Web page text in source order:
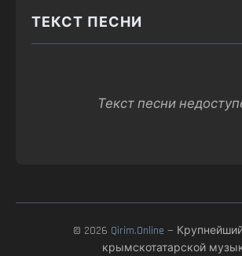
ТЕКСТ ПЕСНИ
Текст песни
© 2026 Qirim.Online —
крымскотатарской